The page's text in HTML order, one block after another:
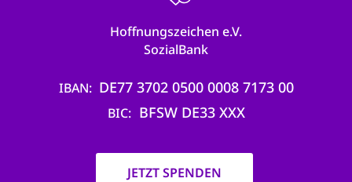
Hoffnungszeichen e.V.
SozialBank
IBAN DE77 3702 0500 0008 7173 00
BIC BFSW DE33 XXX
JETZT SPENDEN